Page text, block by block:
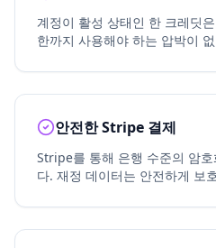
계정이 활성 상태인 한 크레딧
한까지 사용해야 하는 압박이
안전한 Stripe 결제
Stripe를 통해 은행 수준의 암
다. 재정 데이터는 안전하게 보